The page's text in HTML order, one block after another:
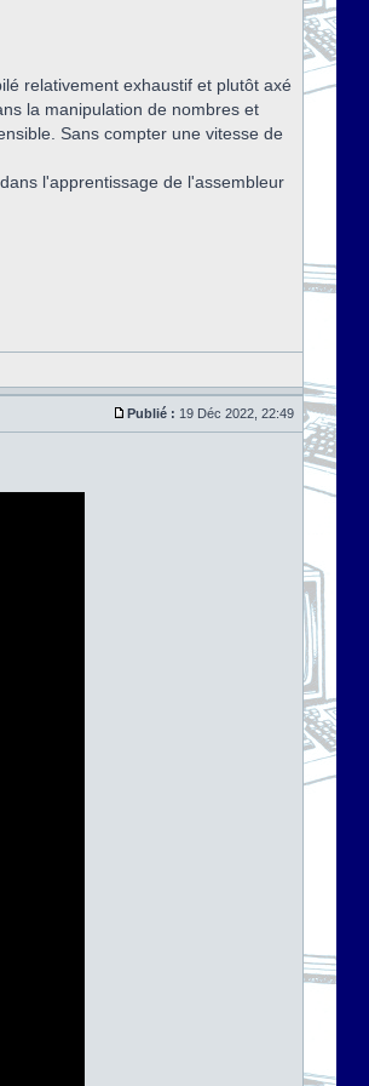
relativement exhaustif et plutôt axé
la manipulation de nombres et
Sans compter une vitesse de
l'apprentissage de l'assembleur
Publié : 19 Déc 2022, 22:49